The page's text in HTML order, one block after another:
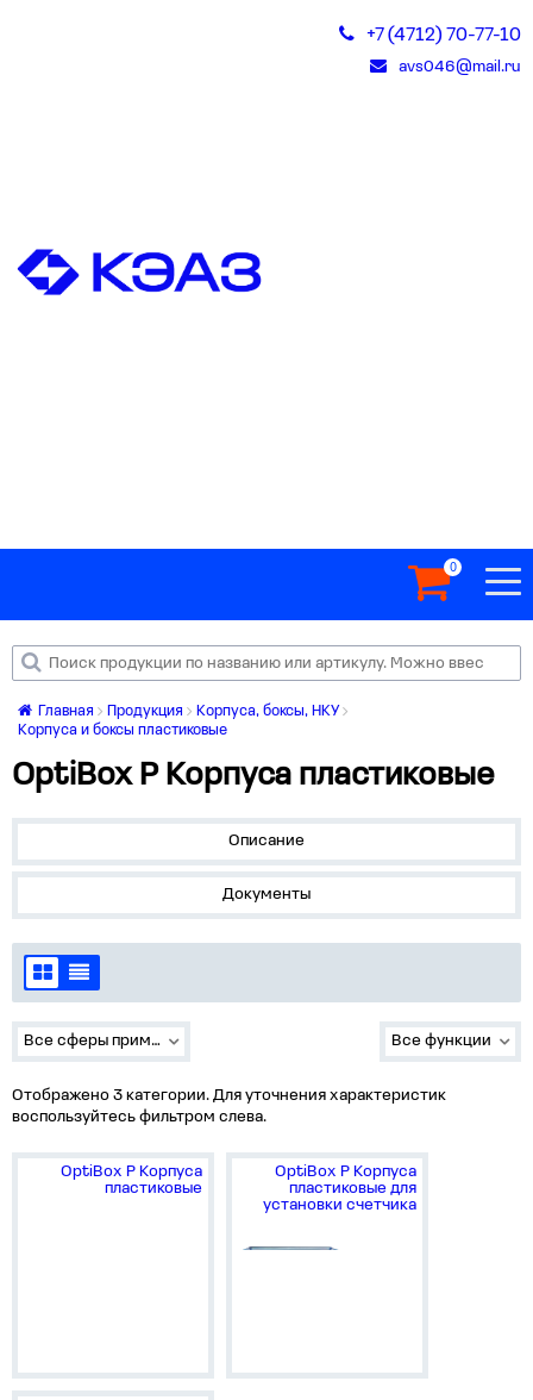
+7 (4712) 70-77-10
avs046@mail.ru
0
Главная Продукция
Корпуса, боксы, НКУ
Корпуса и боксы пластиковые
OptiBox P Корпуса пластиковые
Описание
Документы
Все сферы применения Все функции
Отображено 3 категории. Для уточнения характеристик
воспользуйтесь фильтром слева.
OptiBox P Корпуса
пластиковые
OptiBox P Корпуса
пластиковые для
установки счетчика